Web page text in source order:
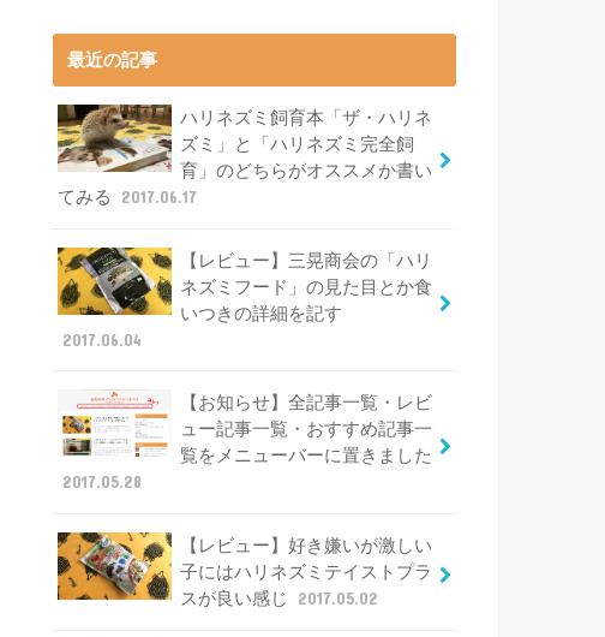
最近の記事
ハリネズミ飼育本「ザ・ハリネ
ズミ」と「ハリネズミ完全飼
育」のどちらがオススメか書い
てみる
2017.06.17
【レビュー】三晃商会の「ハリ
ネズミフード」の見た目とか食
いつきの詳細を記す
2017.06.04
【お知らせ】全記事一覧・レビ
ュー記事一覧・おすすめ記事一
覧をメニューバーに置きました
2017.05.28
【レビュー】好き嫌いが激しい
子にはハリネズミテイストプラ
スが良い感じ
2017.05.02